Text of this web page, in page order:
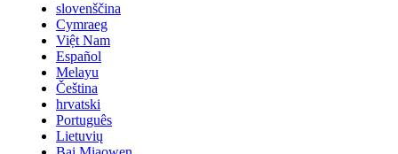
slovenščina
Cymraeg
Việt Nam
Español
Melayu
Čeština
hrvatski
Português
Lietuvių